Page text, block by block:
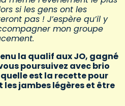
si les gens ont les
pas ! J’espère qu’il y
mon groupe
la qualif aux JO, gagné
poursuivez avec brio
est la recette pour
jambes légères et être